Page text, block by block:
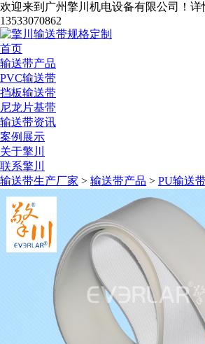
欢迎来到广州擎川机电设备有限公司！ 详
13533070862
首页
输送带产品
PVC输送带
挡板输送带
尼龙片基带
输送带资讯
案例展示
关于擎川
联系擎川
输送带生产厂家 > 输送带产品 > PU输送